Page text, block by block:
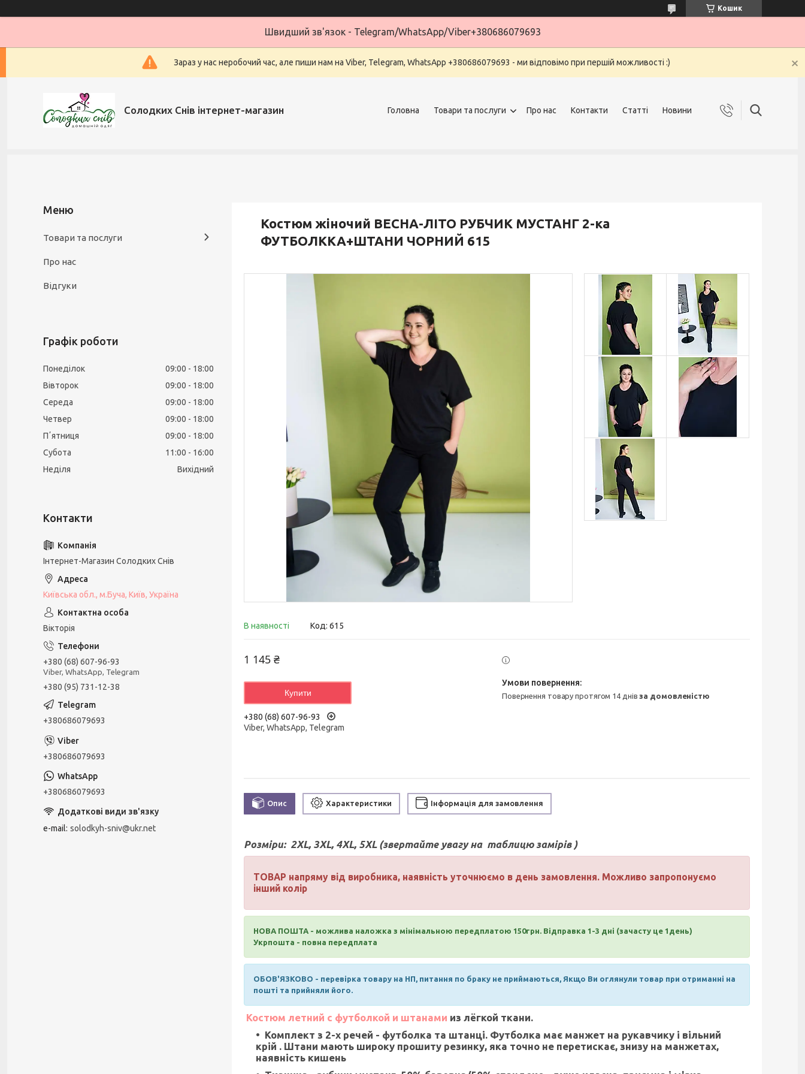
Кошик
Швидший зв'язок - Telegram/WhatsApp/Viber+380686079693
Зараз у нас неробочий час, але пиши нам на Viber, Telegram, WhatsApp +380686079693 - ми відповімо при першій можливості :)
Солодких Снів інтернет-магазин Головна Товари та послуги Про нас Контакти Статті Новини
Костюм жіночий ВЕСНА-ЛІТО РУБЧИК МУСТАНГ 2-ка
ФУТБОЛККА+ШТАНИ ЧОРНИЙ 615
В наявності Код: 615
1 145 ₴
Купити
+380 (68) 607-96-93
Viber, WhatsApp, Telegram
повернення товару протягом 14 днівза домовленістю
Опис Характеристики Інформація для замовлення
Розміри: 2XL, 3XL, 4XL, 5XL (звертайте увагу на таблицю замірів )
ТОВАР напряму від виробника, наявність уточнюємо в день замовлення. Можливо запропонуємо
інший колір
НОВА ПОШТА - можлива наложка з мінімальною передплатою 150грн. Відправка 1-3 дні (зачасту це 1день)
Укрпошта - повна передплата
ОБОВ'ЯЗКОВО - перевірка товару на НП, питання по браку не приймаються, Якщо Ви оглянули товар при отриманні на
пошті та прийняли його.
Костюм летний с футболкой и штанами из лёгкой ткани.
Комплект з 2-х речей - футболка та штанці. Футболка має манжет на рукавчику і вільний
крій . Штани мають широку прошиту резинку, яка точно не перетискає, знизу на манжетах,
наявність кишень
Товари та послуги
Про нас
Відгуки
Графік роботи
Понеділок 09:00
18:00
Вівторок
09:00
18:00
Середа
09:00
18:00
Четвер
09:00
18:00
Пʼятниця
09:00
18:00
Субота
11:00
16:00
Неділя
Вихідний
Інтернет-Магазин Солодких Снів
Київська обл., м.Буча, Київ, Україна
Вікторія
+380 (68) 607-96-93
Viber, WhatsApp, Telegram
+380 (95) 731-12-38
+380686079693
+380686079693
+380686079693
e-mail solodkyh-sniv@ukr.net